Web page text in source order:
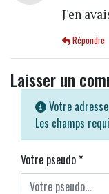
J'en
Répondre
Laisser un
Votre
Les champs
Votre pseudo*